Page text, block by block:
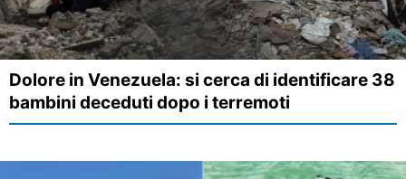
Dolore in Venezuela: si cerca di identificare 38
bambini deceduti dopo i terremoti